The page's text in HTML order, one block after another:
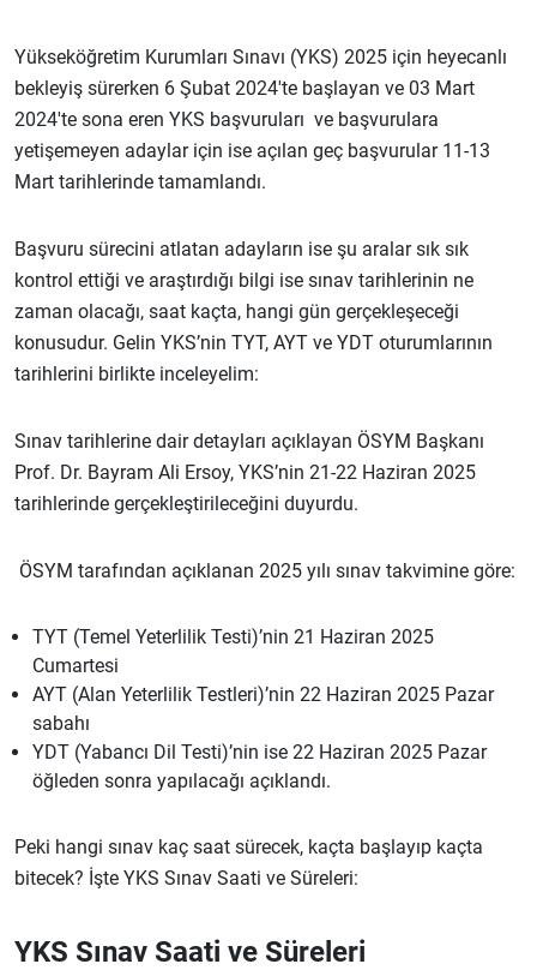
Yükseköğretim Kurumları Sınavı (YKS) 2025 için heyecanlı
bekleyiş sürerken 6 Şubat 2024'te başlayan ve 03 Mart
2024'te sona eren YKS başvuruları ve başvurulara
yetişemeyen adaylar için ise açılan geç başvurular 11-13
Mart tarihlerinde tamamlandı.
Başvuru sürecini atlatan adayların ise şu aralar sık sık
kontrol ettiği ve araştırdığı bilgi ise sınav tarihlerinin ne
zaman olacağı, saat kaçta, hangi gün gerçekleşeceği
konusudur. Gelin YKS’nin TYT, AYT ve YDT oturumlarının
tarihlerini birlikte inceleyelim:
Sınav tarihlerine dair detayları açıklayan ÖSYM Başkanı
Prof. Dr. Bayram Ali Ersoy, YKS’nin 21-22 Haziran 2025
tarihlerinde gerçekleştirileceğini duyurdu.
ÖSYM tarafından açıklanan 2025 yılı sınav takvimine göre:
TYT (Temel Yeterlilik Testi)’nin 21 Haziran 2025
Cumartesi
AYT (Alan Yeterlilik Testleri)’nin 22 Haziran 2025 Pazar
sabahı
YDT (Yabancı Dil Testi)’nin ise 22 Haziran 2025 Pazar
öğleden sonra yapılacağı açıklandı.
Peki hangi sınav kaç saat sürecek, kaçta başlayıp kaçta
bitecek? İşte YKS Sınav Saati ve Süreleri:
YKS Sınav Saati ve Süreleri